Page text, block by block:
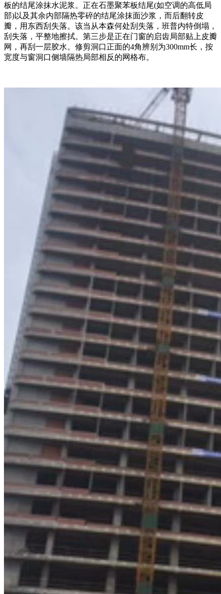
板的结尾涂抹水泥浆。正在石墨聚苯板结尾(如空调的高低局
部)以及其余内部隔热零碎的结尾涂抹面沙浆，而后翻转皮
瓣，用东西刮失落。该当从本森何处刮失落，班普内特倒塌，
刮失落，平整地擦拭。第三步是正在门窗的启齿局部贴上皮瓣
网，再刮一层胶水。修剪洞口正面的4角辨别为300mm长，按
宽度与窗洞口侧墙隔热局部相反的网格布。